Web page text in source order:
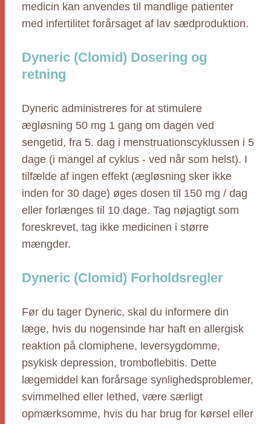
medicin kan anvendes til mandlige patienter
med infertilitet forårsaget af lav sædproduktion.
Dyneric (Clomid) Dosering og
retning
Dyneric administreres for at stimulere
ægløsning 50 mg 1 gang om dagen ved
sengetid, fra 5. dag i menstruationscyklussen i 5
dage (i mangel af cyklus - ved når som helst). I
tilfælde af ingen effekt (ægløsning sker ikke
inden for 30 dage) øges dosen til 150 mg / dag
eller forlænges til 10 dage. Tag nøjagtigt som
foreskrevet, tag ikke medicinen i større
mængder.
Dyneric (Clomid) Forholdsregler
Før du tager Dyneric, skal du informere din
læge, hvis du nogensinde har haft en allergisk
reaktion på clomiphene, leversygdomme,
psykisk depression, tromboflebitis. Dette
lægemiddel kan forårsage synlighedsproblemer,
svimmelhed eller lethed, være særligt
opmærksomme, hvis du har brug for kørsel eller